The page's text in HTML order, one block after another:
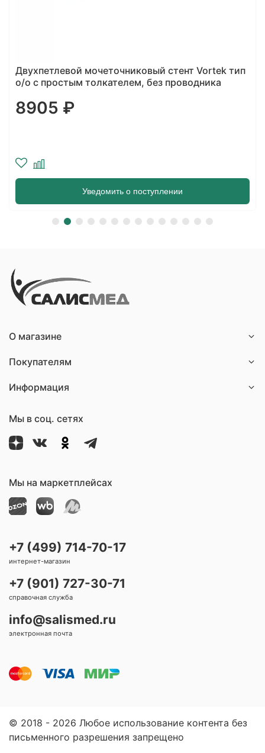
Двухпетлевой мочеточниковый стент Vortek тип
о/о с простым толкателем, без проводника
8905 ₽
Уведомить о поступлении
О магазине
Покупателям
Информация
Мы в соц. сетях
Мы на маркетплейсах
+7 (499) 714-70-17
интернет-магазин
+7 (901) 727-30-71
справочная служба
info@salismed.ru
электронная почта
© 2018 - 2026 Любое использование контента без
письменного разрешения запрещено